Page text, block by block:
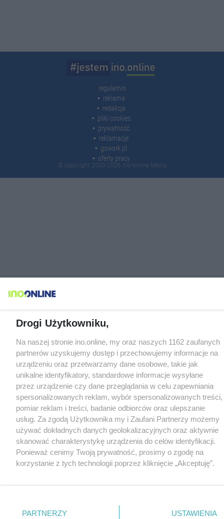
regulamin
reklama
redakcja
pliki cookies
prywatność
reklamacje
gowork.pl
oferty pracy
© copyright 2000-2026 Ino-online Media
Drogi Użytkowniku,
Na naszej stronie ino.online, my oraz naszych 1162 zaufanych
partnerów uzyskujemy dostęp i przechowujemy informacje na
urządzeniu oraz przetwarzamy dane osobowe, takie jak
unikalne identyfikatory, standardowe informacje wysyłane
przez urządzenie czy dane przeglądania w celu zapewniania
spersonalizowanych reklam, wybór spersonalizowanych treści,
pomiar reklam i treści, badanie odbiorców oraz ulepszanie
usług. Za zgodą Użytkownika my i Zaufani Partnerzy możemy
używać dokładnych danych geolokalizacyjnych oraz aktywnie
skanować charakterystykę urządzenia do celów identyfikacji.
Ponieważ cenimy Twoją prywatność, prosimy o zgodę na
korzystanie z tych technologii poprzez kliknięcie „Akceptuję”.
nie wymagają zgody użytkownika, ale masz prawo sprzeciwić
PARTNERZY USTAWIENIA